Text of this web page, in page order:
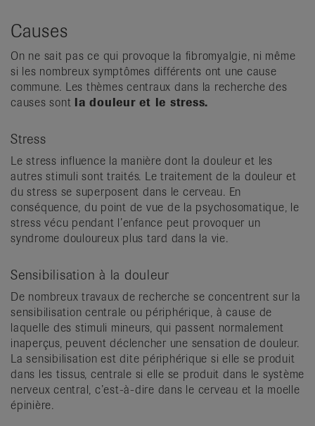
Causes
On ne sait pas ce qui provoque la fibromyalgie, ni même
si les nombreux symptômes différents ont une cause
commune. Les thèmes centraux dans la recherche des
causes sont la douleur et le stress.
Stress
Le stress influence la manière dont la douleur et les
autres stimuli sont traités. Le traitement de la douleur et
du stress se superposent dans le cerveau. En
conséquence, du point de vue de la psychosomatique, le
stress vécu pendant l’enfance peut provoquer un
syndrome douloureux plus tard dans la vie.
Sensibilisation à la douleur
De nombreux travaux de recherche se concentrent sur la
sensibilisation centrale ou périphérique, à cause de
laquelle des stimuli mineurs, qui passent normalement
inaperçus, peuvent déclencher une sensation de douleur.
La sensibilisation est dite périphérique si elle se produit
dans les tissus, centrale si elle se produit dans le système
nerveux central, c’est-à-dire dans le cerveau et la moelle
épinière.